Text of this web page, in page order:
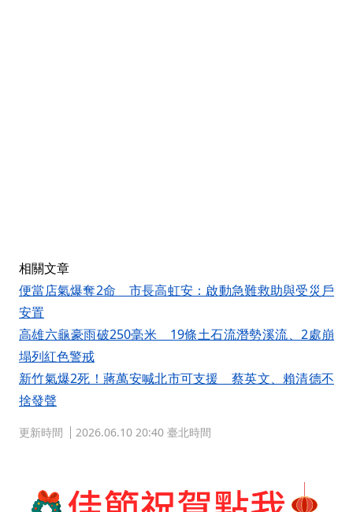
相關文章
便當店氣爆奪2命 市長高虹安：啟動急難救助與受災戶
安置
高雄六龜豪雨破250毫米 19條土石流潛勢溪流、2處崩
塌列紅色警戒
新竹氣爆2死！蔣萬安喊北市可支援 蔡英文、賴清德不
捨發聲
更新時間 2026.06.10 20:40 臺北時間